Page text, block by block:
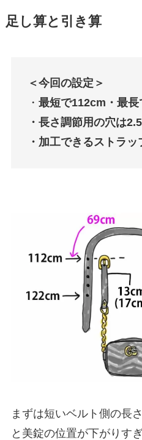
足し算と引き算
＜今回の設定＞
・ 最短で112cm・最長
・長さ調節用の穴は
・加工できるストラ
まずは短いベルト側の長
と美錠の位置が下がりす